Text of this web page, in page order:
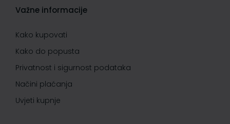
Važne informacije
Kako kupovati
Kako do popusta
Privatnost i sigurnost podataka
Načini plaćanja
Uvjeti kupnje